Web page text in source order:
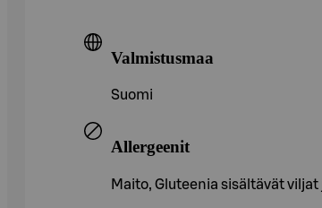
Valmistusmaa
Suomi
Allergeenit
Maito, Gluteenia sisältävät